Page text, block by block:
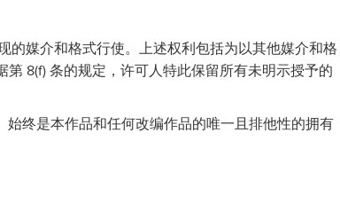
的媒介和格式行使。上述权利包括为以其他媒介和格
8(f) 条的规定，许可人特此保留所有未明示授予的
终是本作品和任何改编作品的唯一且排他性的拥有